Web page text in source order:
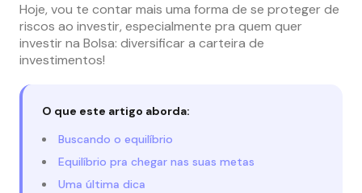
Hoje, vou te contar mais uma forma de se proteger de
riscos ao investir, especialmente pra quem quer
investir na Bolsa: diversificar a carteira de
investimentos!
O que este artigo aborda:
Buscando o equilíbrio
Equilíbrio pra chegar nas suas metas
Uma última dica